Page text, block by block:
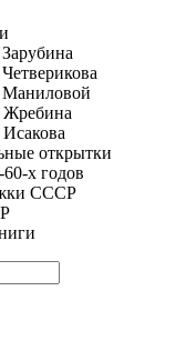
открытки
х годов
СССР